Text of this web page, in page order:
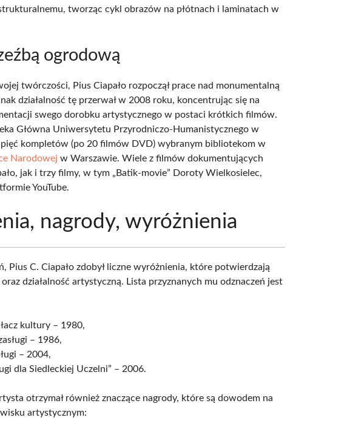
tworząc cykl obrazów na płótnach i laminatach w
ogrodową
twórczości, Pius Ciapało rozpoczął prace nad monumentalną
działalność tę przerwał w 2008 roku, koncentrując się na
swego dorobku artystycznego w postaci krótkich filmów.
Główna Uniwersytetu Przyrodniczo-Humanistycznego w
pięć kompletów (po 20 filmów DVD) wybranym bibliotekom w
Narodowej w Warszawie. Wiele z filmów dokumentujących
jak i trzy filmy, w tym „Batik-movie” Doroty Wielkosielec,
YouTube.
nagrody, wyróżnienia
Pius C. Ciapało zdobył liczne wyróżnienia, które potwierdzają
działalność artystyczną. Lista przyznanych mu odznaczeń jest
kultury – 1980,
– 1986,
– 2004,
dla Siedleckiej Uczelni” – 2006.
otrzymał również znaczące nagrody, które są dowodem na
artystycznym: